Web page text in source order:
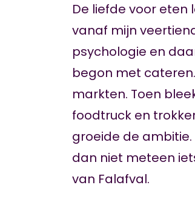
De liefde voor eten
vanaf mijn
psychologie en
begon met
markten. Toen
foodtruck en
groeide de
dan niet meteen
van Falafval.